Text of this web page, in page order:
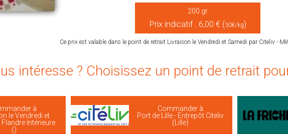
200 gr
Prix indicatif : 6,00 € (30€/kg)
Ce prix est valable dans le point de retrait Livraison le Vendredi et Samedi par Citeliv -
intéresse ? Choisissez un point de retrait
à
le Vendredi et
Flandre Intérieure
()
Commander à
Port de Lille - Entrepôt Citeliv
(Lille)